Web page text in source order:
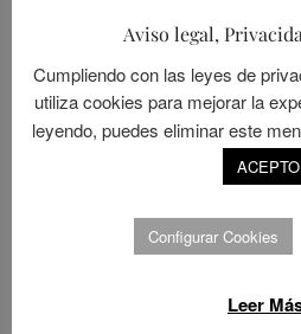
15
Los
POSTED
DICIEMBRE
13
Los trolls
ON
Aviso legal,
Cumpliendo con las leyes de
utiliza cookies para mejorar la
leyendo, puedes eliminar este
ACEPTO
Configurar Cookies
Leer